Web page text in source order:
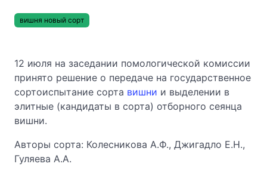
вишня новый сорт
12 июля на заседании помологической комиссии
принято решение о передаче на государственное
сортоиспытание сорта вишни и выделении в
элитные (кандидаты в сорта) отборного сеянца
вишни.
Авторы сорта: Колесникова А.Ф., Джигадло Е.Н.,
Гуляева А.А.